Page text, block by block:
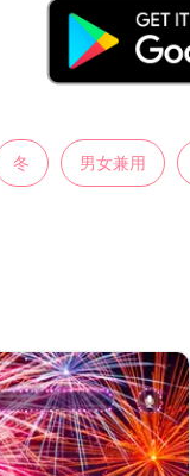
冬 男女兼用